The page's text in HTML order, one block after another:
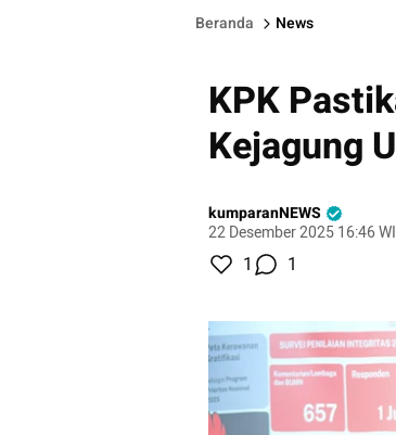
Beranda News
KPK
Kejagung
kumparanNEWS
22 Desember 2025 16:46
1 1